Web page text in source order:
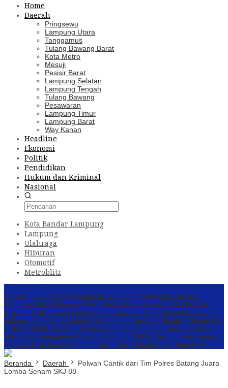
Home
Daerah
Pringsewu
Lampung Utara
Tanggamus
Tulang Bawang Barat
Kota Metro
Mesuji
Pesisir Barat
Lampung Selatan
Lampung Tengah
Tulang Bawang
Pesawaran
Lampung Timur
Lampung Barat
Way Kanan
Headline
Ekonomi
Politik
Pendidikan
Hukum dan Kriminal
Nasional
Kota Bandar Lampung
Lampung
Olahraga
Hiburan
Otomotif
Metroblitz
Perbakin Lampung Menghindar, Dugaan Komersialisasi Aset
Pemprov Kian MenguatAWPI Serukan Perdamaian dan Kecam
Provokasi di Tengah Ketegangan Nasional Triga Rakyat Guncang
Jakarta: Sengkarut Lahan SGC Jadi Pertaruhan Negara Oknum PT.
PNM ULAMM Tubaba Diduga Gelapkan Angsuran Serta Sertifikat
Nasabah Lambannya Respons Satgas ITERA, Korban Kekerasan
Seksual Dilarikan ke Rumah Sakit Usai Diduga Coba Bunuh Diri
Beranda Daerah
Polwan Cantik dari Tim Polres Batang Juara
Lomba Senam SKJ 88